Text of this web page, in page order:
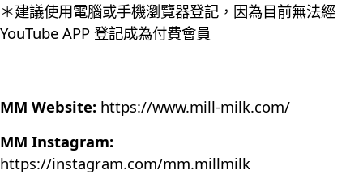
＊建議使用電腦或手機瀏覽器登記，因為目前無法經
YouTube APP 登記成為付費會員
MM Website: https://www.mill-milk.com/
MM Instagram:
https://instagram.com/mm.millmilk